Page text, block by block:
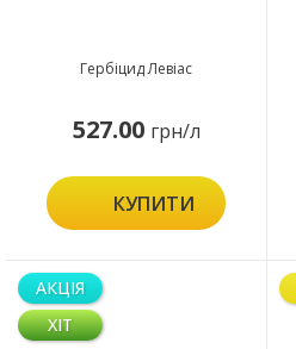
Гербіцид Левіас
527.00 грн/л
КУПИТИ
АКЦІЯ
ХІТ